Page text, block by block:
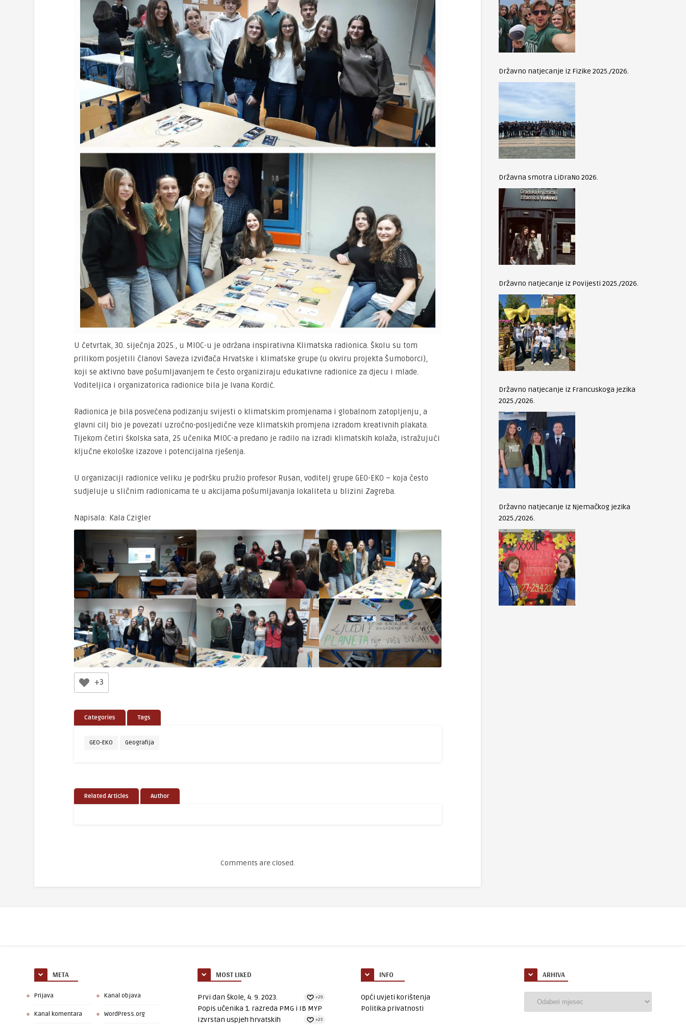
U četvrtak, 30. siječnja 2025., u MIOC-u je održana inspirativna Klimatska radionica. Školu su tom
prilikom posjetili članovi Saveza izviđača Hrvatske i klimatske grupe (u okviru projekta Šumoborci),
koji se aktivno bave pošumljavanjem te često organiziraju edukativne radionice za djecu i mlade.
Voditeljica i organizatorica radionice bila je Ivana Kordić.
Radionica je bila posvećena podizanju svijesti o klimatskim promjenama i globalnom zatopljenju, a
glavni cilj bio je povezati uzročno-posljedične veze klimatskih promjena izradom kreativnih plakata.
Tijekom četiri školska sata, 25 učenika MIOC-a predano je radilo na izradi klimatskih kolaža, istražujući
ključne ekološke izazove i potencijalna rješenja.
U organizaciji radionice veliku je podršku pružio profesor Rusan, voditelj grupe GEO-EKO – koja često
sudjeluje u sličnim radionicama te u akcijama pošumljavanja lokaliteta u blizini Zagreba.
Napisala: Kala Czigler
+3
Categories Tags
GEO-EKO Geografija
Related Articles Author
Comments are closed.
Državno natjecanje iz Fizike 2025./2026.
Državna smotra LiDraNo 2026.
Državno natjecanje iz Povijesti 2025./2026.
Državno natjecanje iz Francuskoga jezika
2025./2026.
Državno natjecanje iz Njemačkog jezika
2025./2026.
META
Prijava Kanal objava
Kanal komentara WordPress.org
MOST LIKED
Prvi dan škole, 4. 9. 2023. +29
Popis učenika 1. razreda PMG i IB MYP
+25
Izvrstan uspjeh hrvatskih
INFO
Opći uvjeti korištenja
Politika privatnosti
ARHIVA